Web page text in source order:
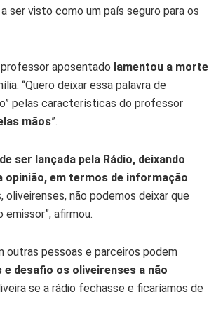
ser visto como um país seguro para os
aposentado lamentou a morte
“Quero deixar essa palavra de
pelas características do professor
mãos”.
ser lançada pela Rádio, deixando
opinião, em termos de informação
oliveirenses, não podemos deixar que
afirmou.
outras pessoas e parceiros podem
desafio os oliveirenses a não
se a rádio fechasse e ficaríamos de